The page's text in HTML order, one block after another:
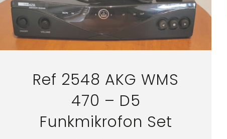
Ref 2548 AKG WMS
470 – D5
Funkmikrofon Set